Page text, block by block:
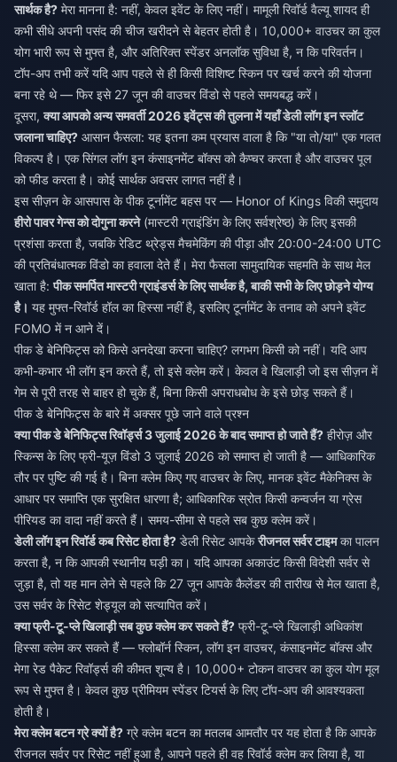
सार्थक है? मेरा मानना है: नहीं, केवल इवेंट के लिए नहीं। मामूली रिवॉर्ड वैल्यू शायद ही
कभी सीधे अपनी पसंद की चीज खरीदने से बेहतर होती है। 10,000+ वाउचर का कुल
योग भारी रूप से मुफ्त है, और अतिरिक्त स्पेंडर अनलॉक सुविधा है, न कि परिवर्तन।
टॉप-अप तभी करें यदि आप पहले से ही किसी विशिष्ट स्किन पर खर्च करने की योजना
बना रहे थे — फिर इसे 27 जून की वाउचर विंडो से पहले समयबद्ध करें।
दूसरा,क्या आपको अन्य समवर्ती 2026 इवेंट्स की तुलना में यहाँ डेली लॉग इन स्लॉट
जलाना चाहिए? आसान फैसला: यह इतना कम प्रयास वाला है कि "या तो/या" एक गलत
विकल्प है। एक सिंगल लॉग इन कंसाइनमेंट बॉक्स को कैप्चर करता है और वाउचर पूल
को फीड करता है। कोई सार्थक अवसर लागत नहीं है।
इस सीज़न के आसपास के पीक टूर्नामेंट बहस पर — Honor of Kings विकी समुदाय
हीरो पावर गेन्स को दोगुना करने(मास्टरी ग्राइंडिंग के लिए सर्वश्रेष्ठ) के लिए इसकी
प्रशंसा करता है, जबकि रेडिट थ्रेड्स मैचमेकिंग की पीड़ा और 20:00-24:00 UTC
की प्रतिबंधात्मक विंडो का हवाला देते हैं। मेरा फैसला सामुदायिक सहमति के साथ मेल
खाता है:पीक समर्पित मास्टरी ग्राइंडर्स के लिए सार्थक है, बाकी सभी के लिए छोड़ने योग्य
है। यह मुफ्त-रिवॉर्ड हॉल का हिस्सा नहीं है, इसलिए टूर्नामेंट के तनाव को अपने इवेंट
FOMO में न आने दें।
पीक डे बेनिफिट्स को किसे अनदेखा करना चाहिए? लगभग किसी को नहीं। यदि आप
कभी-कभार भी लॉग इन करते हैं, तो इसे क्लेम करें। केवल वे खिलाड़ी जो इस सीज़न में
गेम से पूरी तरह से बाहर हो चुके हैं, बिना किसी अपराधबोध के इसे छोड़ सकते हैं।
पीक डे बेनिफिट्स के बारे में अक्सर पूछे जाने वाले प्रश्न
क्या पीक डे बेनिफिट्स रिवॉर्ड्स 3 जुलाई 2026 के बाद समाप्त हो जाते हैं? हीरोज़ और
स्किन्स के लिए फ्री-यूज़ विंडो 3 जुलाई 2026 को समाप्त हो जाती है — आधिकारिक
तौर पर पुष्टि की गई है। बिना क्लेम किए गए वाउचर के लिए, मानक इवेंट मैकेनिक्स के
आधार पर समाप्ति एक सुरक्षित धारणा है; आधिकारिक स्रोत किसी कन्वर्जन या ग्रेस
पीरियड का वादा नहीं करते हैं। समय-सीमा से पहले सब कुछ क्लेम करें।
डेली लॉग इन रिवॉर्ड कब रिसेट होता है? डेली रिसेट आपकेरीजनल सर्वर टाइमका पालन
करता है, न कि आपकी स्थानीय घड़ी का। यदि आपका अकाउंट किसी विदेशी सर्वर से
जुड़ा है, तो यह मान लेने से पहले कि 27 जून आपके कैलेंडर की तारीख से मेल खाता है,
उस सर्वर के रिसेट शेड्यूल को सत्यापित करें।
क्या फ्री-टू-प्ले खिलाड़ी सब कुछ क्लेम कर सकते हैं? फ्री-टू-प्ले खिलाड़ी अधिकांश
हिस्सा क्लेम कर सकते हैं — फ्लोबॉर्न स्किन, लॉग इन वाउचर, कंसाइनमेंट बॉक्स और
मेगा रेड पैकेट रिवॉर्ड्स की कीमत शून्य है। 10,000+ टोकन वाउचर का कुल योग मूल
रूप से मुफ्त है। केवल कुछ प्रीमियम स्पेंडर टियर्स के लिए टॉप-अप की आवश्यकता
होती है।
मेरा क्लेम बटन ग्रे क्यों है? ग्रे क्लेम बटन का मतलब आमतौर पर यह होता है कि आपके
रीजनल सर्वर पर रिसेट नहीं हुआ है, आपने पहले ही वह रिवॉर्ड क्लेम कर लिया है, या